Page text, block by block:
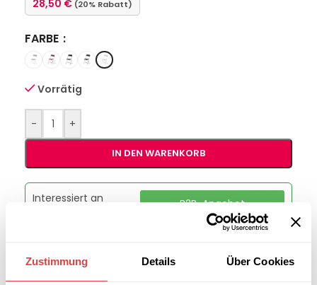
Zustimmung Details Über Cookies
28,50 € (20% Rabatt)
FARBE
Vorrätig
- +
IN DEN WARENKORB
Interessiert an
B2B-Angebot
anfordern
Artikelnummer:50170